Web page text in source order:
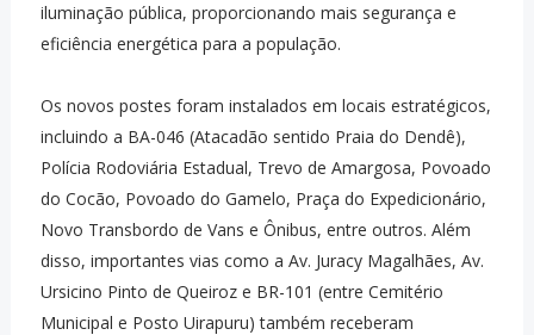
iluminação pública, proporcionando mais segurança e
eficiência energética para a população.
Os novos postes foram instalados em locais estratégicos,
incluindo a BA-046 (Atacadão sentido Praia do Dendê),
Polícia Rodoviária Estadual, Trevo de Amargosa, Povoado
do Cocão, Povoado do Gamelo, Praça do Expedicionário,
Novo Transbordo de Vans e Ônibus, entre outros. Além
disso, importantes vias como a Av. Juracy Magalhães, Av.
Ursicino Pinto de Queiroz e BR-101 (entre Cemitério
Municipal e Posto Uirapuru) também receberam